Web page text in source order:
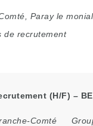
Paray le monial
de recrutement
(H/F) –
Comté